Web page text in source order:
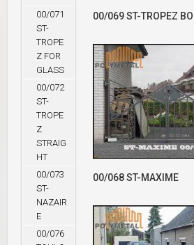
00/069 ST-TROPEZ
00/068 ST-MAXIME
00/071
ST-
TROPE
Z FOR
GLASS
00/072
ST-
TROPE
Z
STRAIG
HT
00/073
ST-
NAZAIR
E
00/076